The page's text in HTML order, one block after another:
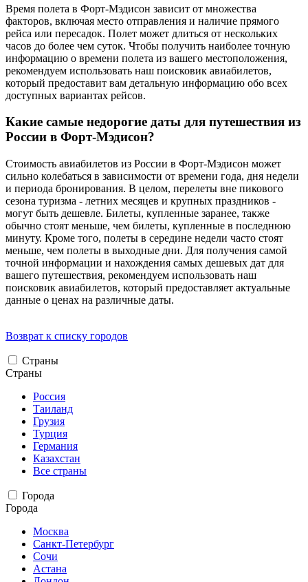
Время полета в Форт-Мэдисон зависит от множества
факторов, включая место отправления и наличие прямого
рейса или пересадок. Полет может длиться от нескольких
часов до более чем суток. Чтобы получить наиболее точную
информацию о времени полета из вашего местоположения,
рекомендуем использовать наш поисковик авиабилетов,
который предоставит вам детальную информацию обо всех
доступных вариантах рейсов.
Какие самые недорогие даты для путешествия из
России в Форт-Мэдисон?
Стоимость авиабилетов из России в Форт-Мэдисон может
сильно колебаться в зависимости от времени года, дня недели
и периода бронирования. В целом, перелеты вне пикового
сезона туризма - летних месяцев и крупных праздников -
могут быть дешевле. Билеты, купленные заранее, также
обычно стоят меньше, чем билеты, купленные в последнюю
минуту. Кроме того, полеты в середине недели часто стоят
меньше, чем полеты в выходные дни. Для получения самой
точной информации и нахождения самых дешевых дат для
вашего путешествия, рекомендуем использовать наш
поисковик авиабилетов, который предоставляет актуальные
данные о ценах на различные даты.
Возврат к списку городов
Страны
Страны
Россия
Таиланд
Грузия
Турция
Германия
Казахстан
Все страны
Города
Города
Москва
Санкт-Петербург
Сочи
Астана